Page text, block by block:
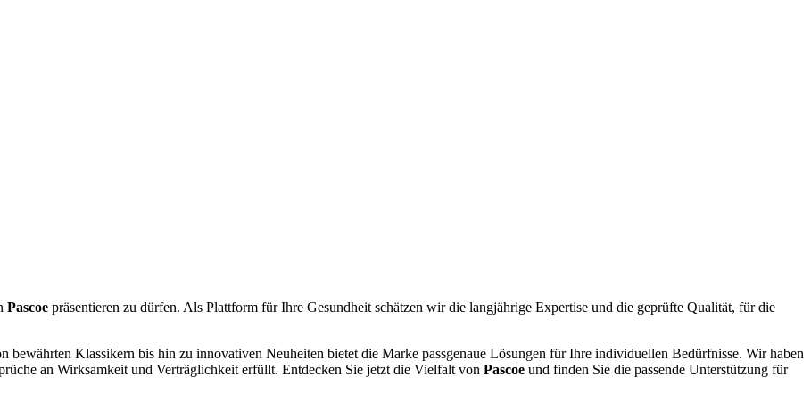
Pascoe präsentieren zu dürfen. Als Plattform für Ihre Gesundheit schätzen wir die langjährige Expertise und die geprüfte Qualität, für die
bewährten Klassikern bis hin zu innovativen Neuheiten bietet die Marke passgenaue Lösungen für Ihre individuellen Bedürfnisse. Wir haben
an Wirksamkeit und Verträglichkeit erfüllt. Entdecken Sie jetzt die Vielfalt von Pascoe und finden Sie die passende Unterstützung für